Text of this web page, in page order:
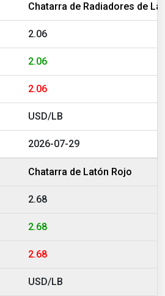
Chatarra de Radiadores de
2.06
2.06
2.06
USD/LB
2026-07-29
Chatarra de Latón Rojo
2.68
2.68
2.68
USD/LB